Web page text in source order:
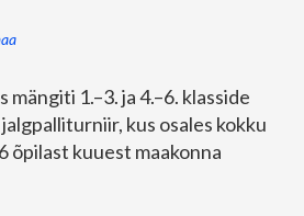
mängiti 1.–3. ja 4.–6. klasside
kus osales kokku
õpilast kuuest maakonna